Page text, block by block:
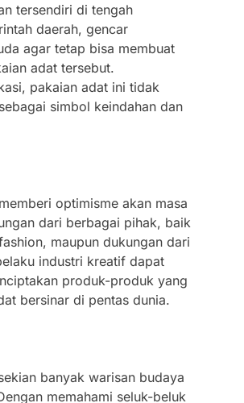
tersendiri di tengah
daerah, gencar
agar tetap bisa membuat
adat tersebut.
pakaian adat ini tidak
simbol keindahan dan
optimisme akan masa
dari berbagai pihak, baik
maupun dukungan dari
industri kreatif dapat
produk-produk yang
bersinar di pentas dunia.
banyak warisan budaya
memahami seluk-beluk